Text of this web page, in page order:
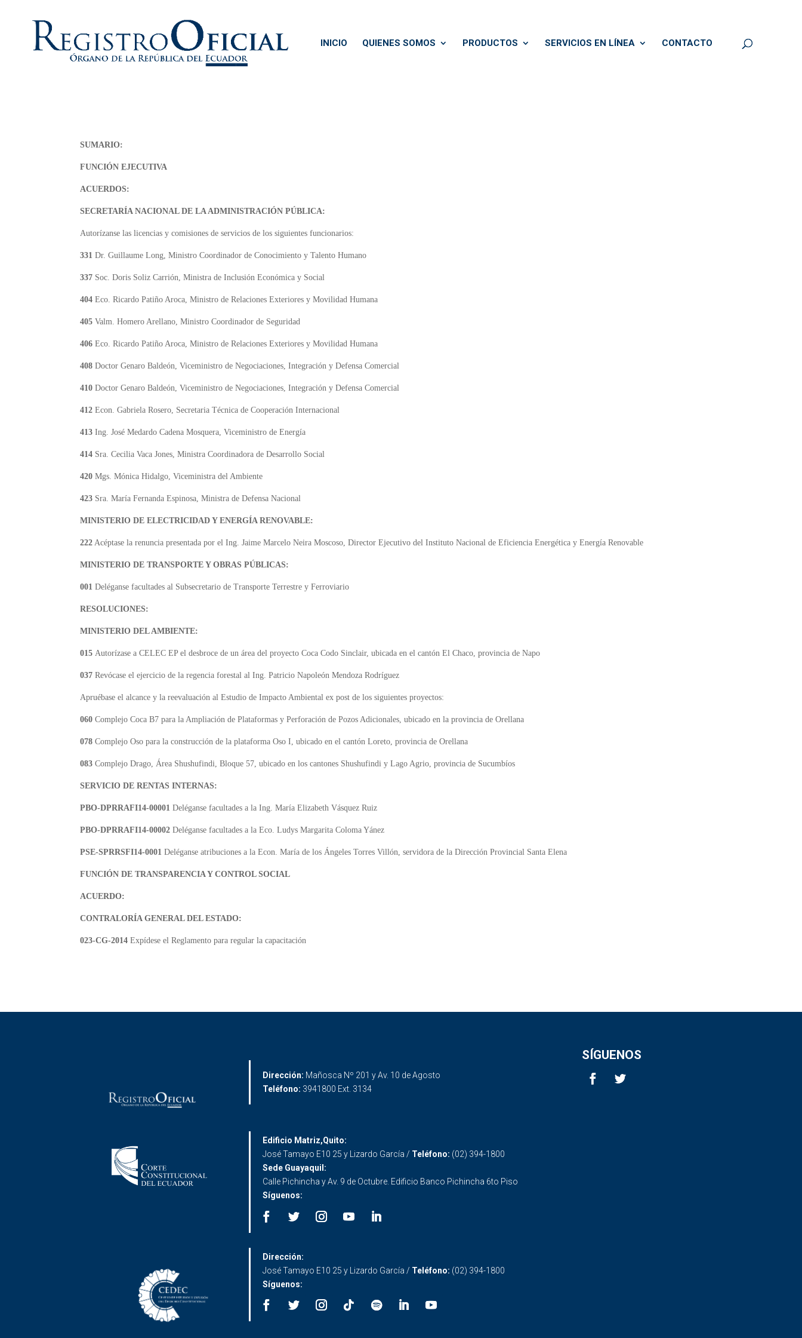
INICIO QUIENES SOMOS PRODUCTOS SERVICIOS EN LÍNEA CONTACTO
SUMARIO:
FUNCIÓN EJECUTIVA
ACUERDOS:
SECRETARÍA NACIONAL DE LA ADMINISTRACIÓN PÚBLICA:
Autorízanse las licencias y comisiones de servicios de los siguientes funcionarios:
331Dr. Guillaume Long, Ministro Coordinador de Conocimiento y Talento Humano
337 Soc. Doris Soliz Carrión, Ministra de Inclusión Económica y Social
404 Eco. Ricardo Patiño Aroca, Ministro de Relaciones Exteriores y Movilidad Humana
405 Valm. Homero Arellano, Ministro Coordinador de Seguridad
406 Eco. Ricardo Patiño Aroca, Ministro de Relaciones Exteriores y Movilidad Humana
408 Doctor Genaro Baldeón, Viceministro de Negociaciones,Integración y Defensa Comercial
410 Doctor Genaro Baldeón, Viceministro de Negociaciones, Integración y Defensa Comercial
412 Econ. Gabriela Rosero, Secretaria Técnica de Cooperación Internacional
413 Ing. José Medardo Cadena Mosquera, Viceministro de Energía
414 Sra. Cecilia Vaca Jones, Ministra Coordinadora de Desarrollo Social
420 Mgs. Mónica Hidalgo, Viceministra del Ambiente
423 Sra. María Fernanda Espinosa, Ministra de Defensa Nacional
MINISTERIO DE ELECTRICIDAD Y ENERGÍA RENOVABLE:
222 Acéptase la renuncia presentada por el Ing. Jaime Marcelo Neira Moscoso, Director Ejecutivo del Instituto Nacional de Eficiencia Energética y Energía Renovable
MINISTERIO DE TRANSPORTE Y OBRAS PÚBLICAS:
001 Deléganse facultades al Subsecretario de Transporte Terrestre y Ferroviario
RESOLUCIONES:
MINISTERIO DEL AMBIENTE:
015Autorízase a CELEC EP el desbroce de un área del proyecto Coca Codo Sinclair, ubicada en el cantón El Chaco, provincia de Napo
037 Revócase el ejercicio de la regencia forestal al Ing. Patricio Napoleón Mendoza Rodríguez
Apruébase el alcance y la reevaluación al Estudio de Impacto Ambiental ex post de los siguientes proyectos:
060 Complejo Coca B7 para la Ampliación de Plataformas y Perforación de Pozos Adicionales, ubicado en la provincia de Orellana
078Complejo Oso para la construcción de la plataforma Oso I, ubicado en el cantón Loreto, provincia de Orellana
083 Complejo Drago, Área Shushufindi, Bloque 57, ubicado en los cantones Shushufindi y Lago Agrio, provincia de Sucumbíos
SERVICIO DE RENTAS INTERNAS:
PBO-DPRRAFI14-00001Deléganse facultades a la Ing. María Elizabeth Vásquez Ruiz
PBO-DPRRAFI14-00002Deléganse facultades a la Eco. Ludys Margarita Coloma Yánez
PSE-SPRRSFI14-0001 Deléganse atribuciones a la Econ. María de losÁngeles Torres Villón, servidora de la Dirección Provincial Santa Elena
FUNCIÓN DE TRANSPARENCIA Y CONTROL SOCIAL
ACUERDO:
CONTRALORÍA GENERAL DEL ESTADO:
023-CG-2014 Expídese el Reglamento para regular la capacitación
Dirección: Mañosca Nº 201 y Av. 10 de Agosto
Teléfono: 3941800 Ext. 3134
SÍGUENOS
Edificio Matriz,Quito:
José Tamayo E10 25 y Lizardo García / Teléfono: (02) 394-1800
Sede Guayaquil:
Calle Pichincha y Av. 9 de Octubre. Edificio Banco Pichincha 6to Piso
Síguenos:
Dirección:
José Tamayo E10 25 y Lizardo García / Teléfono: (02) 394-1800
Síguenos: